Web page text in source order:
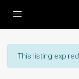
This listing expired